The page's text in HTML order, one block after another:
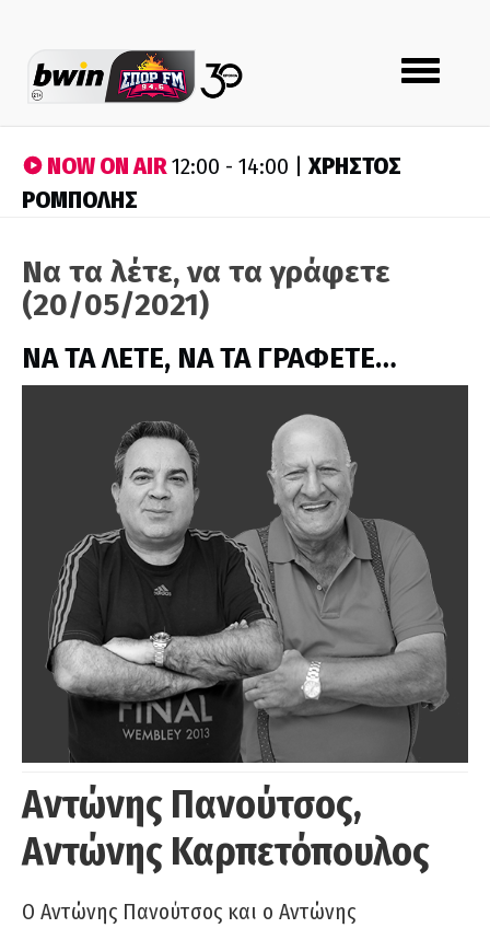
Toggle
navigation
NOW ON AIR12:00 - 14:00 | ΧΡΗΣΤΟΣ
ΡΟΜΠΟΛΗΣ
Να τα λέτε, να τα γράφετε
(20/05/2021)
ΝΑ ΤΑ ΛΕΤΕ, ΝΑ ΤΑ ΓΡΑΦΕΤΕ…
Αντώνης Πανούτσος,
Αντώνης Καρπετόπουλος
Ο Αντώνης Πανούτσος και ο Αντώνης